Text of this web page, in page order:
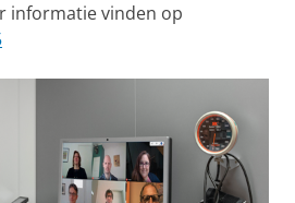
informatie vinden op